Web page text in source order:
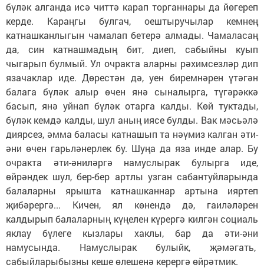
бүләк алганда исә читтә карап торганнары да йөгереп
керде. Караңгы булгач, оештыручылар кемнең
катнашканлыгын чамалап бетерә алмады. Чамаласаң
да, син катнашмадың бит, диеп, сабыйны куып
чыгарып булмый. Ул очракта аларны рәхимсезләр дип
язачаклар иде. Дөрестән дә, уен биремнәрен үтәгән
балага бүләк алыр өчен янә сыналырга, түгәрәккә
басып, янә уйнап бүләк отарга калды. Көй туктады,
бүләк кемдә калды, шул аның иясе булды. Вак мәсьәлә
диярсез, әмма баласы катнашып та нәүмиз калган әти-
әни өчен гарьләнерлек бу. Шуңа да яза инде алар. Бу
очракта әти-әниләргә намуслырак булырга иде,
өйрәндек шул, бер-бер артлы узган сабантуйларында
балаларны ярышта катнашканнар артына ияртеп
җибәрергә... Кичен, ял көнендә дә, гаиләләрен
калдырып балаларның күңелен күрергә килгән социаль
яклау бүлеге кызлары хаклы, бар да әти-әни
намусында. Намуслырак булыйк, җәмәгать,
сабыйларыбызны кеше өлешенә керергә өйрәтмик.